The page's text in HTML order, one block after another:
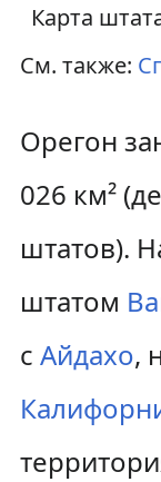
Карта
См. также:
Орегон
026 км²
штатов).
штатом
с Айдахо,